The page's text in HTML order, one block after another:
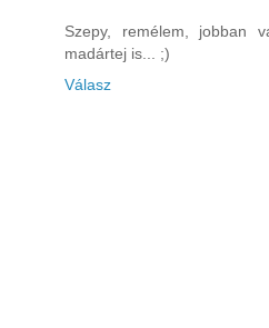
Szepy, remélem, jobban
madártej is... ;)
Válasz